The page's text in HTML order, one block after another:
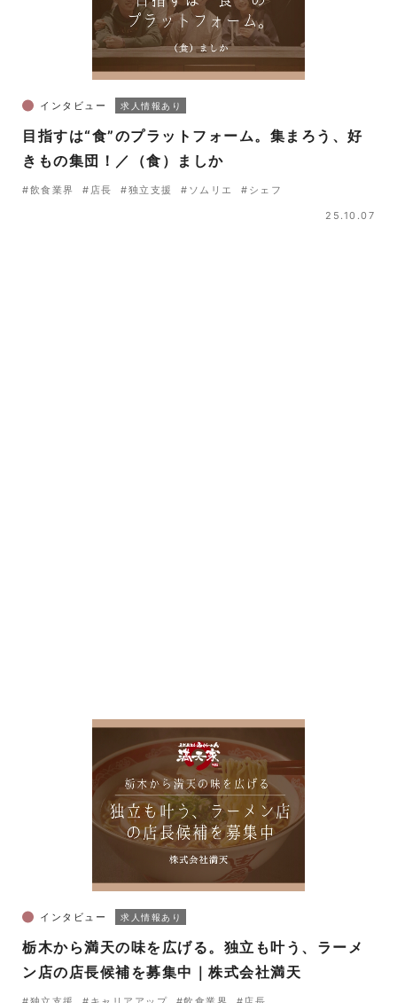
インタビュー 求人情報あり
目指すは“食”のプラットフォーム。集まろう、好
きもの集団！／（食）ましか
#飲食業界 #店長 #独立支援 #ソムリエ #シェフ
25.10.07
インタビュー 求人情報あり
栃木から満天の味を広げる。独立も叶う、ラーメ
ン店の店長候補を募集中｜株式会社満天